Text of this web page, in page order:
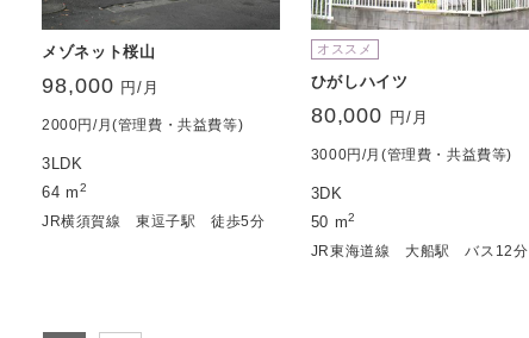
メゾネット桜山
98,000 円/月
2000円/月(管理費・共益費等)
3LDK
64 m2
JR横須賀線 東逗子駅 徒歩5分
オススメ
ひがしハイツ
80,000 円/月
3000円/月(管理費・共益費等)
3DK
50 m2
JR東海道線 大船駅 バス12分